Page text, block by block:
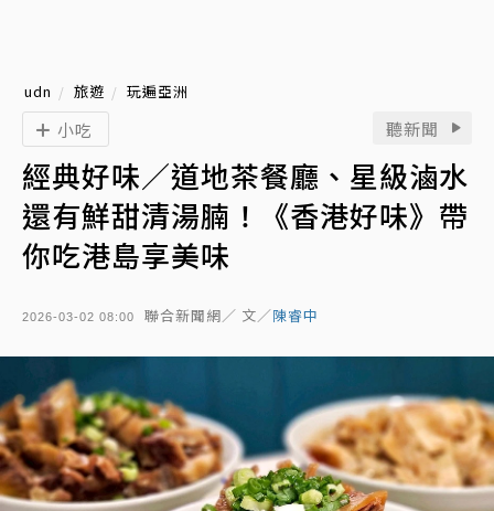
udn 旅遊 玩遍亞洲
聽新聞
經典好味／道地茶餐廳、星級滷水
還有鮮甜清湯腩！《香港好味》帶
你吃港島享美味
2026-03-02 08:00 聯合新聞網／ 文／陳睿中
小吃